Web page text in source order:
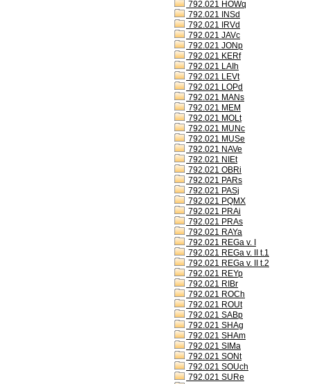
792.021 HOWq
792.021 INSd
792.021 IRVd
792.021 JAVc
792.021 JONp
792.021 KERf
792.021 LAIh
792.021 LEVt
792.021 LOPd
792.021 MANs
792.021 MEM
792.021 MOLt
792.021 MUNc
792.021 MUSe
792.021 NAVe
792.021 NIEt
792.021 OBRi
792.021 PARs
792.021 PASj
792.021 PQMX
792.021 PRAi
792.021 PRAs
792.021 RAYa
792.021 REGa v. I
792.021 REGa v. II t.1
792.021 REGa v. II t.2
792.021 REYp
792.021 RIBr
792.021 ROCh
792.021 ROUt
792.021 SABp
792.021 SHAg
792.021 SHAm
792.021 SIMa
792.021 SONt
792.021 SOUch
792.021 SURe